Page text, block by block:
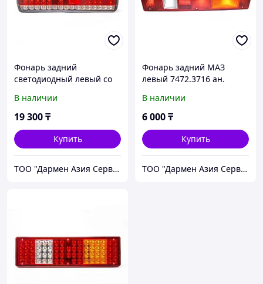
Фонарь задний
светодиодный левый со
112.08.69-03 AE
АвтоЭлектрика
В наличии
19 300₸
Купить
ТОО "Дармен Азия Сервис"
Фонарь задний МАЗ
левый 7472.3716 ан.
В наличии
6 000₸
Купить
ТОО "Дармен Азия Сервис"